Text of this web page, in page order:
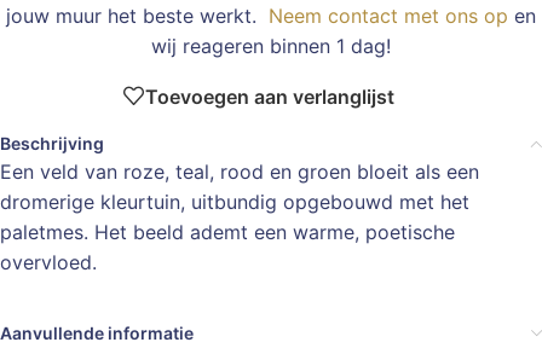
jouw muur het beste werkt. Neem contact met ons op en
wij reageren binnen 1 dag!
Toevoegen aan verlanglijst
Beschrijving
Een veld van roze, teal, rood en groen bloeit als een
dromerige kleurtuin, uitbundig opgebouwd met het
paletmes. Het beeld ademt een warme, poetische
overvloed.
Aanvullende informatie